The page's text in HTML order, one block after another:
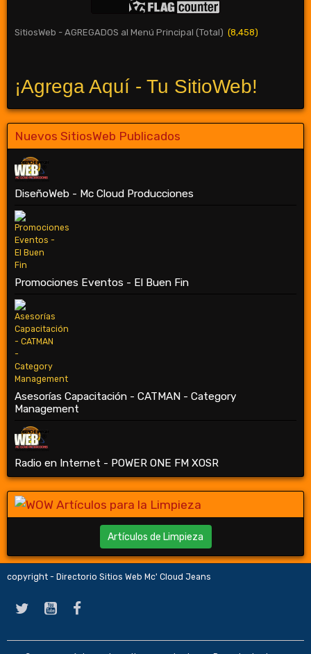
SitiosWeb - AGREGADOS al Menú Principal (Total) (8,458)
¡Agrega Aquí - Tu SitioWeb!
Nuevos SitiosWeb Publicados
DiseñoWeb - Mc Cloud Producciones
Promociones Eventos - El Buen Fin
Asesorías Capacitación - CATMAN - Category
Management
Radio en Internet - POWER ONE FM XOSR
Artículos de Limpieza
copyright - Directorio Sitios Web Mc' Cloud Jeans